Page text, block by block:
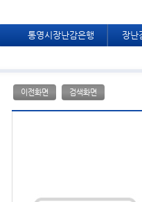
통영시장난감은행 장난
이전화면 검색화면